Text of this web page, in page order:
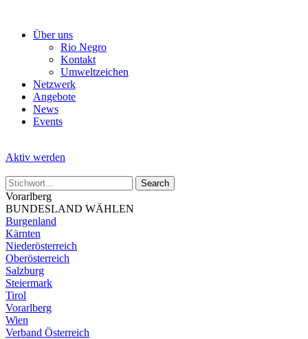
Über uns
Rio Negro
Kontakt
Umweltzeichen
Netzwerk
Angebote
News
Events
Aktiv werden
Vorarlberg
BUNDESLAND WÄHLEN
Burgenland
Kärnten
Niederösterreich
Oberösterreich
Salzburg
Steiermark
Tirol
Vorarlberg
Wien
Verband Österreich